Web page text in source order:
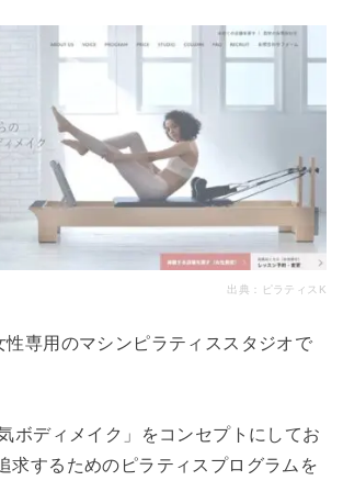
出典： ピラティスK
性専用のマシンピラティススタジオで
ボディメイク」をコンセプトにしてお
求するためのピラティスプログラムを